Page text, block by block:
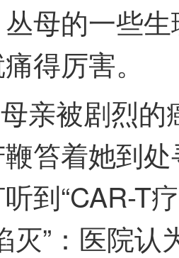
母的一些
得厉害。
亲被剧烈
笞着她到
到“CAR-T
灭”：医院